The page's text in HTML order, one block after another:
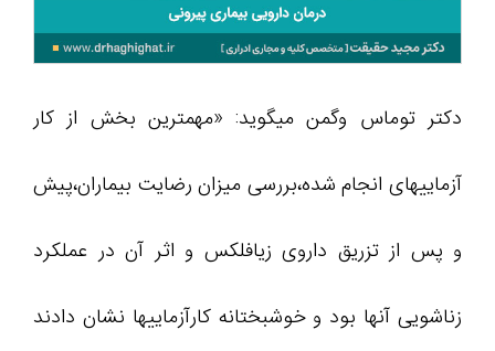
دکتر توماس وگمن میگوید: «مهمترین بخش از کار
آزماییهای انجام شده،بررسی میزان رضایت بیماران،پیش
و پس از تزریق داروی زیافلکس و اثر آن در عملکرد
زناشویی آنها بود و خوشبختانه کارآزماییها نشان دادند